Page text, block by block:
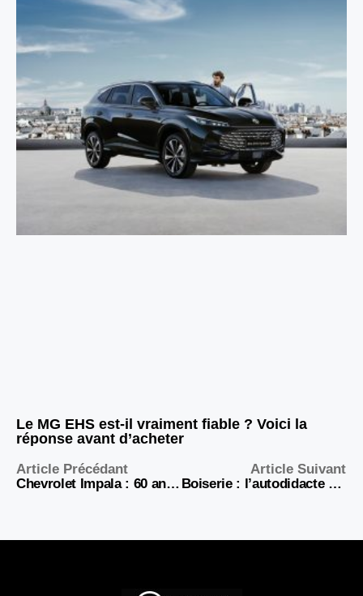
Le MG EHS est-il vraiment fiable ? Voici la
réponse avant d’acheter
Article Précédant
Chevrolet Impala : 60 ans de légende sur roues, du muscle car à l’icône pop américaine
Article Suivant
Boiserie : l’autodidacte du cambouis devenu roi du viral et des rassemblements XXL